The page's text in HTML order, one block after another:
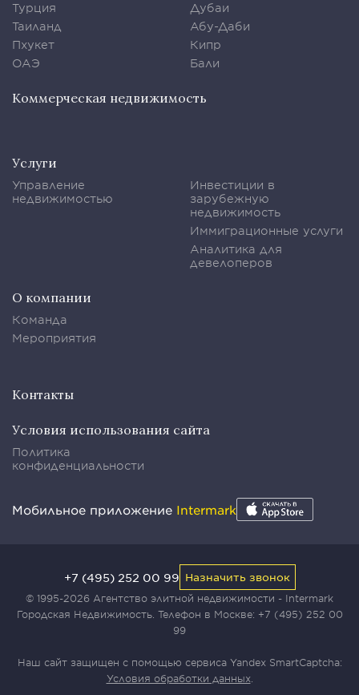
Турция
Таиланд
Пхукет
ОАЭ
Дубаи
Абу-Даби
Кипр
Бали
Коммерческая недвижимость
Услуги
Управление
недвижимостью
Инвестиции в
зарубежную
недвижимость
Иммиграционные услуги
Аналитика для
девелоперов
О компании
Команда
Мероприятия
Контакты
Условия использования сайта
Политика
конфиденциальности
Мобильное приложение Intermark
© 1995-2026 Агентство элитной недвижимости - Intermark
Городская Недвижимость. Телефон в Москве: +7 (495) 252 00
99
Наш сайт защищен с помощью сервиса Yandex SmartCaptcha:
Условия обработки данных.
+7 (495) 252 00 99 Назначить звонок